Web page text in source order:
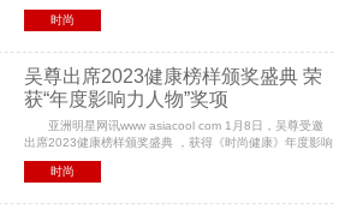
国家话剧院国家一级演员张凯丽在其中出演巧玲一角，该
话剧由赵文瑄、邓萃雯、么红、白凯南、李宗雷、付
时尚
吴尊出席2023健康榜样颁奖盛典 荣
获“年度影响力人物”奖项
亚洲明星网讯www asiacool com 1月8日，吴尊受邀
出席2023健康榜样颁奖盛典 ，获得《时尚健康》年度影响
力人物奖项，带来别样时尚态度。 日光之下，吴尊身
穿All Black格调皮衣外套，穿梭在冬日的帝都街
时尚